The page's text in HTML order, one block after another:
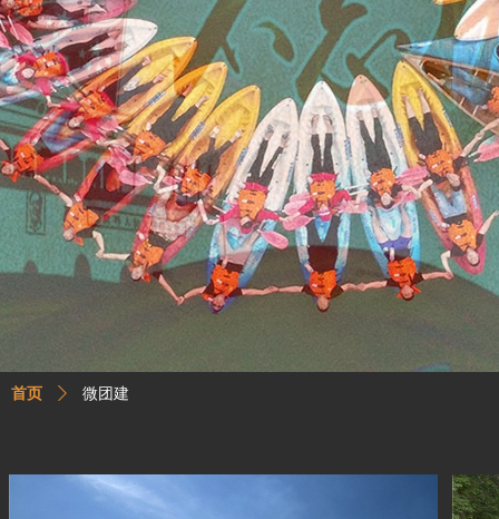
首页 ꄲ 微团建